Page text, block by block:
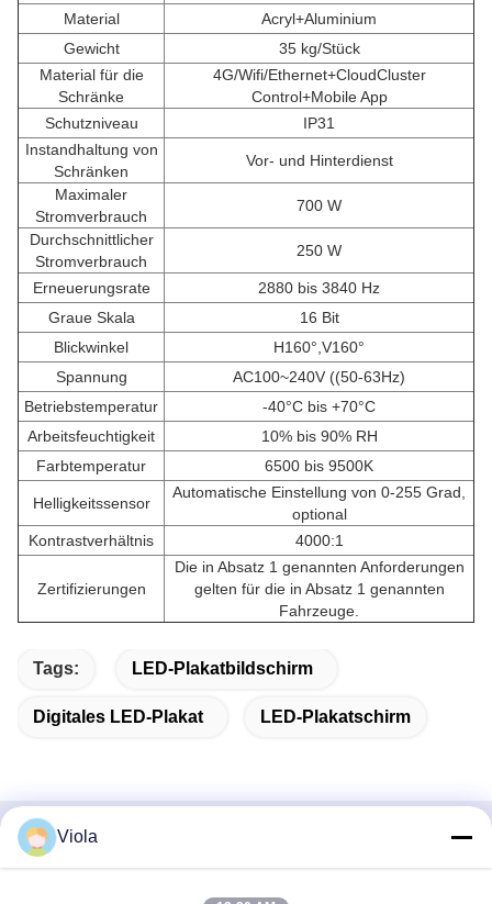
Material
Acryl+Aluminium
Gewicht
35 kg/Stück
Material für die
Schränke
4G/Wifi/Ethernet+CloudCluster
Control+Mobile App
Schutzniveau
IP31
Instandhaltung von
Schränken
Vor- und Hinterdienst
Maximaler
Stromverbrauch
700 W
Durchschnittlicher
Stromverbrauch
250 W
Erneuerungsrate
2880 bis 3840 Hz
Graue Skala
16 Bit
Blickwinkel
H160°,V160°
Spannung
AC100~240V ((50-63Hz)
Betriebstemperatur
-40°C bis +70°C
Arbeitsfeuchtigkeit
10% bis 90% RH
Farbtemperatur
6500 bis 9500K
Helligkeitssensor
Automatische Einstellung von 0-255 Grad,
optional
Kontrastverhältnis
4000:1
Zertifizierungen
Die in Absatz 1 genannten Anforderungen
gelten für die in Absatz 1 genannten
Fahrzeuge.
Tags: LED-Plakatbildschirm
Digitales LED-Plakat LED-Plakatschirm
Schnellkontakt
Viola